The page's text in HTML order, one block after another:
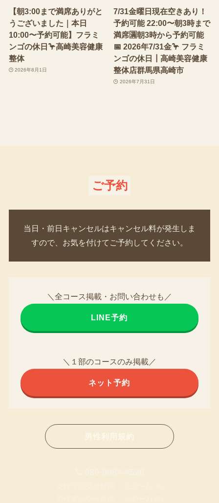
【朝3:00まで満席ありがと
うございました｜本日
10:00〜予約可能】フラミ
ンゴの休日🦩高崎美容健康
整体
2026年8月1日
7/31金曜日現在空きあり！
予約可能 22:00〜朝3時まで
満席🈵朝3時から予約可能
📅 2026年7/31金🦩 フラミ
ンゴの休日┃高崎美容健康
整体店群馬県高崎市
2026年7月31日
ご予約
当日・前日キャンセルはキャンセル料が発生しま
すので、お気を付けてご予約してください。
＼全コース掲載・お問い合わせも／
LINE予約
＼１部のコースのみ掲載／
ネット予約
男性利用規約